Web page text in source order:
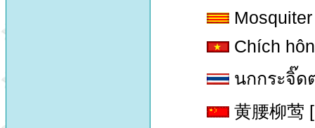
Chích
นกกระจิ๊ด
黄腰柳莺